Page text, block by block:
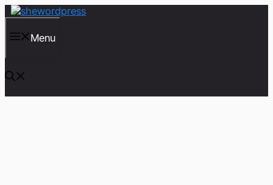
컨
츠
건
너
뛰
기
Menu